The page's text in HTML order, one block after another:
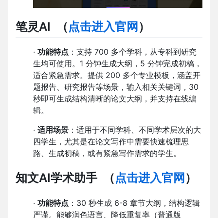
笔灵AI （点击进入官网 ）
· 功能特点 ：支持 700 多个学科，从专科到研究
生均可使用。1 分钟生成大纲，5 分钟完成初稿，
适合紧急需求。提供 200 多个专业模板，涵盖开
题报告、研究报告等场景，输入相关关键词，30
秒即可生成结构清晰的论文大纲，并支持在线编
辑。
· 适用场景 ：适用于不同学科、不同学术层次的大
四学生，尤其是在论文写作中需要快速梳理思
路、生成初稿，或有紧急写作需求的学生。
知文AI学术助手 （点击进入官网 ）
· 功能特点 ：30 秒生成 6-8 章节大纲，结构逻辑
严谨。能够润色语言、降低重复率（普通版